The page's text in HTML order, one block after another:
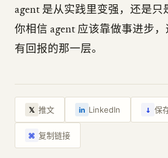
agent 是从实践里变强，还是只
你相信 agent 应该靠做事进步
有回报的那一层。
𝕏 推文 in LinkedIn ↓ 保
⌘ 复制链接